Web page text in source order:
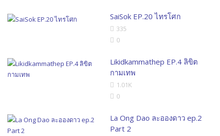
SaiSok EP.20 ไทรโศก
335
0
Likidkammathep EP.4 ลิขิต
กามเทพ
1.01K
0
La Ong Dao ละอองดาว ep.2
Part 2